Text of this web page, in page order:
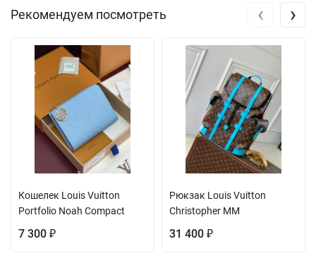
Рекомендуем посмотреть
Кошелек Louis Vuitton
Portfolio Noah Compact
7 300 ₽
Рюкзак Louis Vuitton
Christopher MM
31 400 ₽
‹ ›